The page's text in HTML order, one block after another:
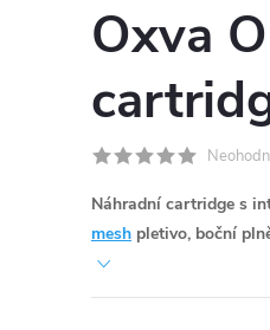
Oxva
Náhradní cartridge s
mesh pletivo, boční